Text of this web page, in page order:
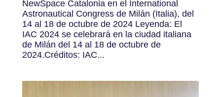
NewSpace Catalonia en el International
Astronautical Congress de Milán (Italia), del
14 al 18 de octubre de 2024 Leyenda: El
IAC 2024 se celebrará en la ciudad italiana
de Milán del 14 al 18 de octubre de
2024.Créditos: IAC...